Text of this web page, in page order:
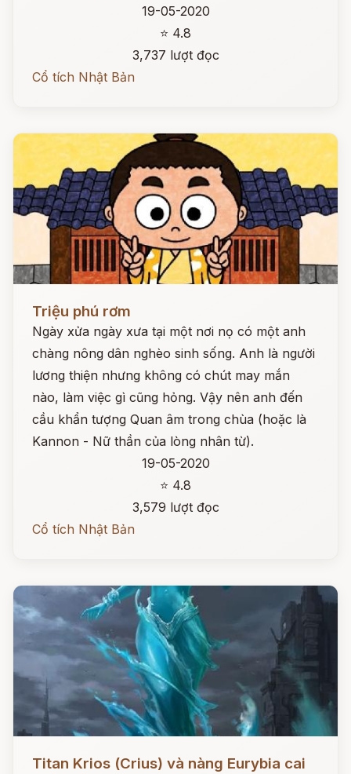
19-05-2020
⭐ 4.8
3,737 lượt đọc
Cổ tích Nhật Bản
Triệu phú rơm
Ngày xửa ngày xưa tại một nơi nọ có một anh
chàng nông dân nghèo sinh sống. Anh là người
lương thiện nhưng không có chút may mắn
nào, làm việc gì cũng hỏng. Vậy nên anh đến
cầu khẩn tượng Quan âm trong chùa (hoặc là
Kannon - Nữ thần của lòng nhân từ).
19-05-2020
⭐ 4.8
3,579 lượt đọc
Cổ tích Nhật Bản
Titan Krios (Crius) và nàng Eurybia cai